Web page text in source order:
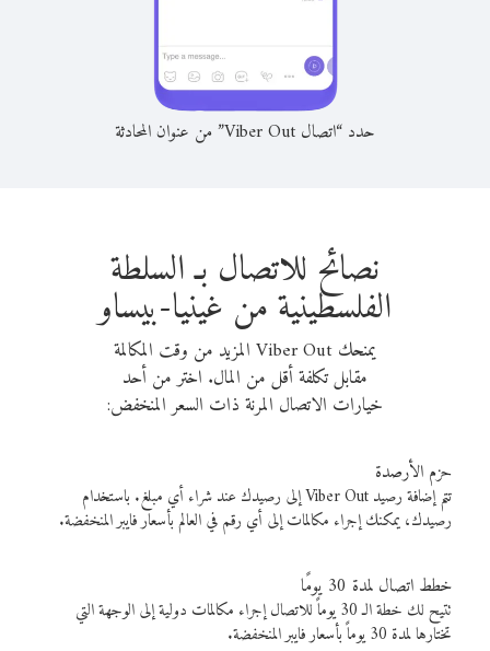
حدد “اتصال Viber Out” من عنوان المحادثة
نصائح للاتصال بـ السلطة
الفلسطينية من غينيا-بيساو
يمنحك Viber Out المزيد من وقت المكالمة
مقابل تكلفة أقل من المال. اختر من أحد
خيارات الاتصال المرنة ذات السعر المنخفض:
حزم الأرصدة
تتم إضافة رصيد Viber Out إلى رصيدك عند شراء أي مبلغ. باستخدام
رصيدك، يمكنك إجراء مكالمات إلى أي رقم في العالم بأسعار فايبر المنخفضة.
خطط اتصال لمدة 30 يومًا
تتيح لك خطة الـ 30 يوماً للاتصال إجراء مكالمات دولية إلى الوجهة التي
تختارها لمدة 30 يوماً بأسعار فايبر المنخفضة.